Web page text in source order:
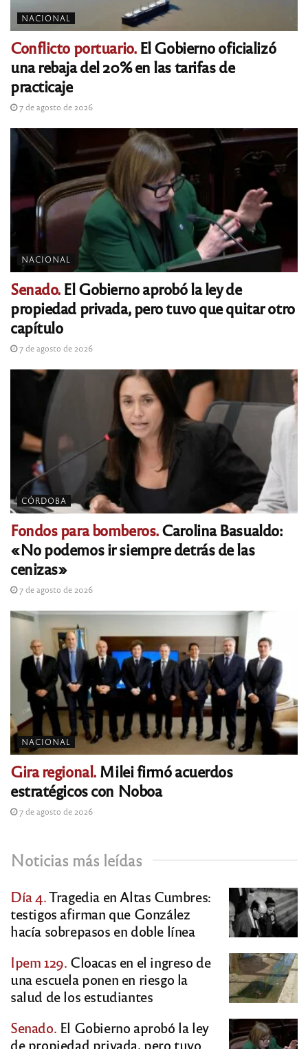
NACIONAL
Conflicto portuario.El Gobierno oficializó
una rebaja del 20% en las tarifas de
practicaje
7 de agosto de 2026
NACIONAL
Senado.El Gobierno aprobó la ley de
propiedad privada, pero tuvo que quitar otro
capítulo
7 de agosto de 2026
CÓRDOBA
Fondos para bomberos.Carolina Basualdo:
«No podemos ir siempre detrás de las
cenizas»
7 de agosto de 2026
NACIONAL
Gira regional.Milei firmó acuerdos
estratégicos con Noboa
7 de agosto de 2026
Noticias más leídas
Día 4.Tragedia en Altas Cumbres:
testigos afirman que González
hacía sobrepasos en doble línea
Ipem 129. Cloacas en el ingreso de
una escuela ponen en riesgo la
salud de los estudiantes
Senado. El Gobierno aprobó la ley
de propiedad privada, pero tuvo